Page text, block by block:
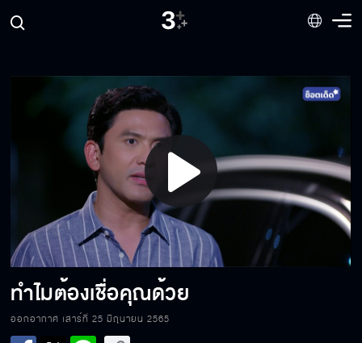
Play
Video
ทำไมต้องเชื่อคุณด้วย
ออกอากาศ เสาร์ที่ 25 มิถุนายน 2565
ไม่ใช่เพื่อนแล้วนะ แต่เป็นแม่เลี้ยง
เงินที่เสียไปก็ถือว่าซื้อข้าวให้หมากิน
อย่าเลิกกันเลยนะ